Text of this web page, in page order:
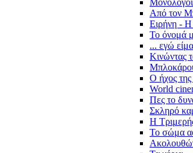
Μονόλογοι
Από τον
Ειρήνη - Η
Το όνομά
... εγώ
Κινώντας
Ο ήχος της
World
Πες το
Σκληρό
Η
Το σώμα